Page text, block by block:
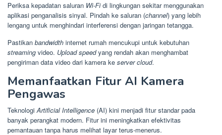
Periksa kepadatan saluran Wi-Fidi lingkungan sekitar menggunakan
aplikasi penganalisis sinyal. Pindah ke saluran (channel) yang lebih
lengang untuk menghindari interferensi dengan jaringan tetangga.
Pastikan bandwidth internet rumah mencukupi untuk kebutuhan
streaming video. Upload speedyang rendah akan menghambat
pengiriman data video dari kamera ke server cloud.
Memanfaatkan Fitur AI Kamera
Pengawas
TeknologiArtificial Intelligence (AI) kini menjadi fitur standar pada
banyak perangkat modern. Fitur ini meningkatkan efektivitas
pemantauan tanpa harus melihat layar terus-menerus.